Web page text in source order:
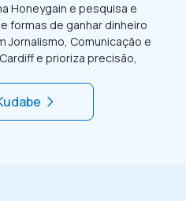
Honeygain e pesquisa e
formas de ganhar dinheiro
Jornalismo, Comunicação e
e prioriza precisão,